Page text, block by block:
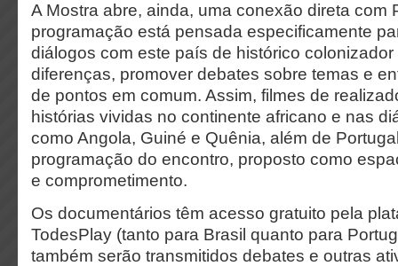
A Mostra abre, ainda, uma conexão direta com
programação está pensada especificamente
diálogos com este país de histórico
diferenças, promover debates sobre temas e
de pontos em comum. Assim, filmes de
histórias vividas no continente africano e nas
como Angola, Guiné e Quênia, além de
programação do encontro, proposto como
e comprometimento.
Os documentários têm acesso gratuito pela
TodesPlay (tanto para Brasil quanto para
também serão transmitidos debates e outras